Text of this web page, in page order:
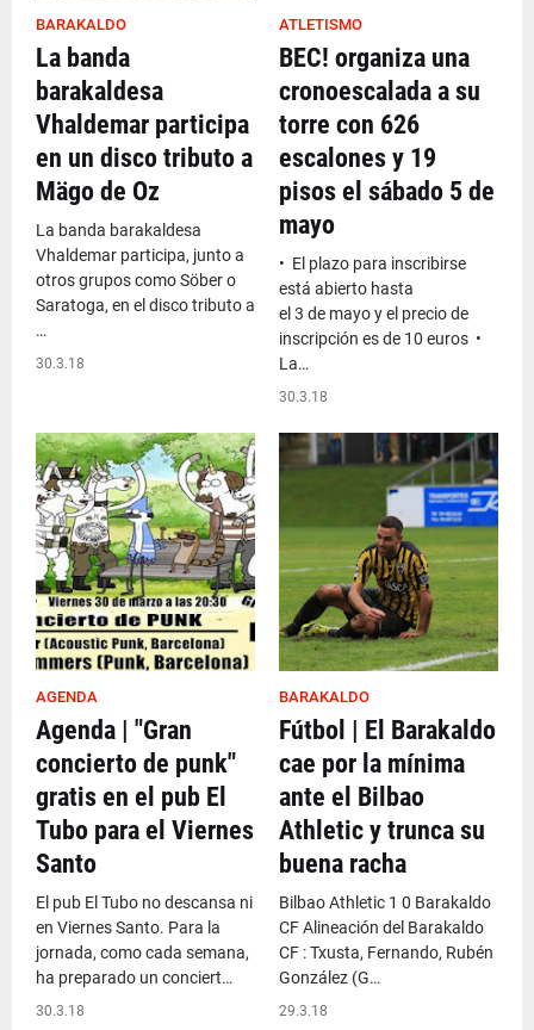
BARAKALDO
La banda
barakaldesa
Vhaldemar participa
en un disco tributo a
Mägo de Oz
La banda barakaldesa
Vhaldemar participa, junto a
otros grupos como Söber o
Saratoga, en el disco tributo a
…
30.3.18
ATLETISMO
BEC! organiza una
cronoescalada a su
torre con 626
escalones y 19
pisos el sábado 5 de
mayo
• El plazo para inscribirse
está abierto hasta
el 3 de mayo y el precio de
inscripción es de 10 euros •
La…
30.3.18
AGENDA
Agenda | "Gran
concierto de punk"
gratis en el pub El
Tubo para el Viernes
Santo
El pub El Tubo no descansa ni
en Viernes Santo. Para la
jornada, como cada semana,
ha preparado un conciert…
30.3.18
BARAKALDO
Fútbol | El Barakaldo
cae por la mínima
ante el Bilbao
Athletic y trunca su
buena racha
Bilbao Athletic 1 0 Barakaldo
CF Alineación del Barakaldo
CF : Txusta, Fernando, Rubén
González (G…
29.3.18